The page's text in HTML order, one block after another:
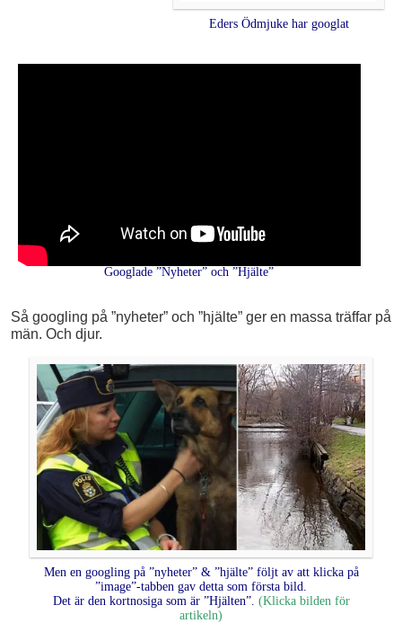
Eders Ödmjuke har googlat
Googlade ”Nyheter” och ”Hjälte”
Så googling på ”nyheter” och ”hjälte” ger en massa träffar på
män. Och djur.
Men en googling på ”nyheter” & ”hjälte” följt av att klicka på
”image”-tabben gav detta som första bild.
Det är den kortnosiga som är ”Hjälten”. (Klicka bilden för
artikeln)